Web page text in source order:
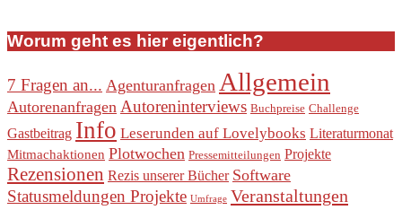
Worum geht es hier eigentlich?
7 Fragen an... Agenturanfragen Allgemein
Autorenanfragen Autoreninterviews Buchpreise Challenge
Gastbeitrag Info Leserunden auf Lovelybooks Literaturmonat
Mitmachaktionen Plotwochen Pressemitteilungen Projekte
Rezensionen Rezis unserer Bücher Software
Statusmeldungen Projekte Umfrage Veranstaltungen